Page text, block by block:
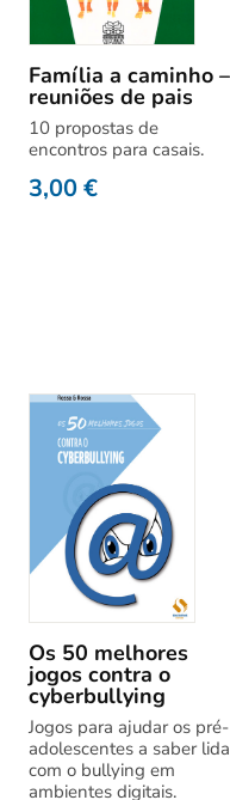
Família a caminho –
reuniões de pais
10 propostas de
encontros para casais.
3,00€
Os 50 melhores
jogos contra o
cyberbullying
Jogos para ajudar os pré-
adolescentes a saber
com o bullying em
ambientes digitais.